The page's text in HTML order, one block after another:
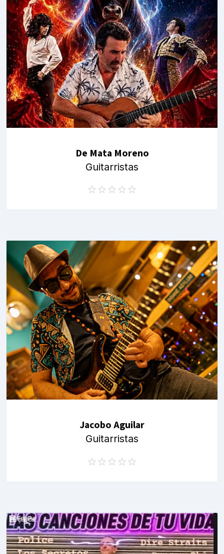
De Mata Moreno
Guitarristas
Jacobo Aguilar
Guitarristas